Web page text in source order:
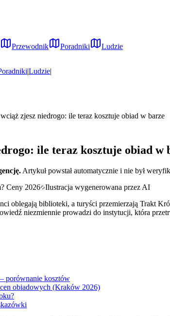
Przewodnik Poradniki
Ludzie
|Ludzie|
zjesz niedrogo: ile teraz kosztuje obiad w barze
ile teraz kosztuje obiad w
Artykuł powstał automatycznie i nie był
Ilustracja wygenerowana przez AI
oblegają biblioteki, a turyści przemierzają Trakt
niezmiennie prowadzi do instytucji, która
porównanie kosztów
obiadowych (Kraków 2026)